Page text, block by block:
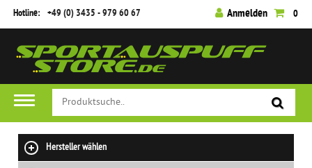
Hotline: +49 (0) 3435 - 979 60 67 Anmelden 0
Hersteller wählen